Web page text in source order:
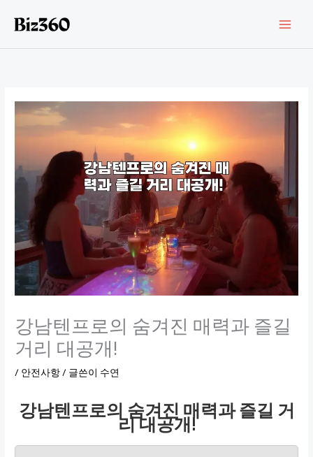
로
강남텐프로의 숨겨진 매력과 즐길
거리 대공개!
/안전사항/ 글쓴이 수연
강남텐프로의 숨겨진 매력과 즐길 거
리 대공개!